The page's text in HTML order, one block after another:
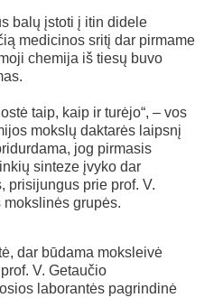
balų įstoti į itin didele
medicinos sritį dar pirmame
chemija iš tiesų buvo
taip, kaip ir turėjo“, – vos
mokslų daktarės laipsnį
jog pirmasis
sinteze įvyko dar
prisijungus prie prof. V.
grupės.
dar būdama moksleivė
V. Getaučio
laborantės pagrindinė